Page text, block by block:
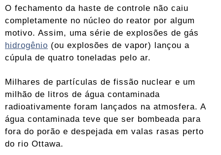
O fechamento da haste de controle não caiu
completamente no núcleo do reator por algum
motivo. Assim, uma série de explosões de gás
hidrogênio (ou explosões de vapor) lançou a
cúpula de quatro toneladas pelo ar.
Milhares de partículas de fissão nuclear e um
milhão de litros de água contaminada
radioativamente foram lançados na atmosfera. A
água contaminada teve que ser bombeada para
fora do porão e despejada em valas rasas perto
do rio Ottawa.